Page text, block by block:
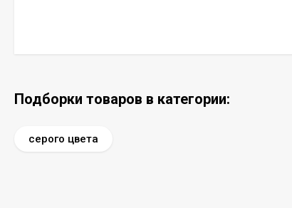
Подборки товаров в категории:
серого цвета